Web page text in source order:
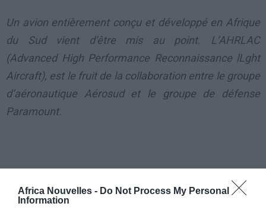
Africa Nouvelles - Do Not Process My Personal
Information
Un avion entièrement conçu et développé en Afrique
du Sud vient d’être mis au point. L’AHRLAC
(Advanced High Performance Reconnaissance lLght
Aircraft), est le fruit de la collaboration entre le groupe
d’aéronautique Aérosud et le groupe de défense
Paramount.
africains, l’AHRLAC est un appareil assez compact, qui